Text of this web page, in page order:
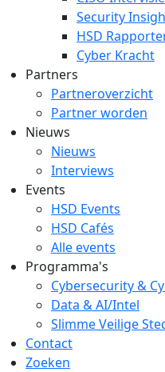
Security
HSD
Cyber Kracht
Partners
Partneroverzicht
Partner worden
Nieuws
Nieuws
Interviews
Events
HSD Events
HSD Cafés
Alle events
Programma's
Cybersecurity &
Data & AI/Intel
Slimme Veilige
Contact
Zoeken